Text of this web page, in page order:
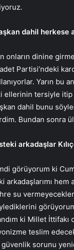
dahil herkese
onların dinine
Partisi’ndeki
Yarın bu
ellerinin tersiyle itip
dahil bunu
Bundan sonra
arkadaşlar
görüyorum ki
arkadaşlarımı
su
ki Millet
teslim
güvenlik sorunu